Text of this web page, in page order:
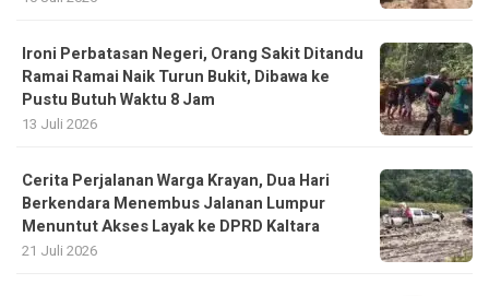
Ironi Perbatasan Negeri, Orang Sakit Ditandu
Ramai Ramai Naik Turun Bukit, Dibawa ke
Pustu Butuh Waktu 8 Jam
13 Juli 2026
Cerita Perjalanan Warga Krayan, Dua Hari
Berkendara Menembus Jalanan Lumpur
Menuntut Akses Layak ke DPRD Kaltara
21 Juli 2026